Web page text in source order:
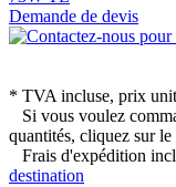
Demande de devis
* TVA incluse, prix
Si vous voulez
quantités, cliquez sur
Frais d'expédition
destination